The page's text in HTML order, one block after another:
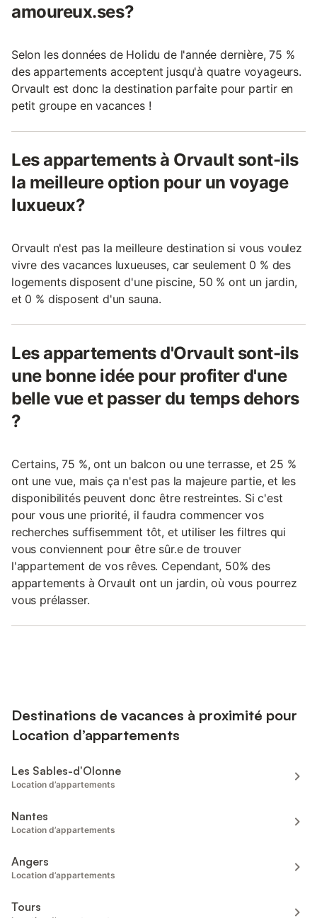
amoureux.ses?
Selon les données de Holidu de l'année dernière, 75 %
des appartements acceptent jusqu'à quatre voyageurs.
Orvault est donc la destination parfaite pour partir en
petit groupe en vacances !
Les appartements à Orvault sont-ils
la meilleure option pour un voyage
luxueux?
Orvault n'est pas la meilleure destination si vous voulez
vivre des vacances luxueuses, car seulement 0 % des
logements disposent d'une piscine, 50 % ont un jardin,
et 0 % disposent d'un sauna.
Les appartements d'Orvault sont-ils
une bonne idée pour profiter d'une
belle vue et passer du temps dehors
?
Certains, 75 %, ont un balcon ou une terrasse, et 25 %
ont une vue, mais ça n'est pas la majeure partie, et les
disponibilités peuvent donc être restreintes. Si c'est
pour vous une priorité, il faudra commencer vos
recherches suffisemment tôt, et utiliser les filtres qui
vous conviennent pour être sûr.e de trouver
l'appartement de vos rêves. Cependant, 50% des
appartements à Orvault ont un jardin, où vous pourrez
vous prélasser.
Destinations de vacances à proximité pour
Location d’appartements
Les Sables-d'Olonne
Location d’appartements
Nantes
Location d’appartements
Angers
Location d’appartements
Tours